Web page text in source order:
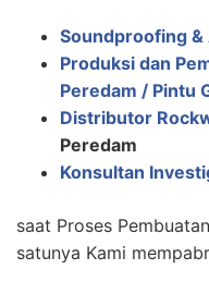
Soundproofing
Produksi dan
Peredam / Pintu
Distributor
Peredam
Konsultan
saat Proses
satunya Kami